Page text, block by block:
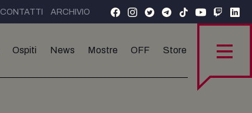
CONTATTI ARCHIVIO
Ospiti News Mostre OFF Store